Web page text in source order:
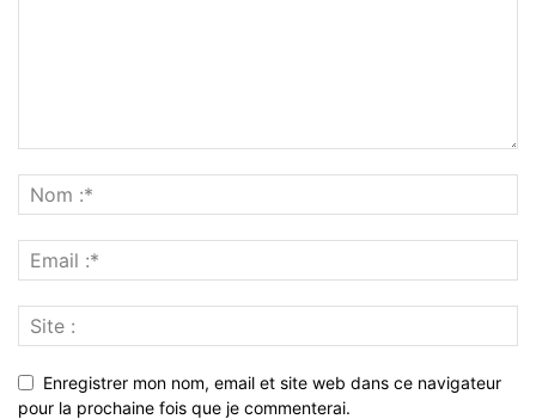
Enregistrer mon nom, email et site web dans ce navigateur
pour la prochaine fois que je commenterai.